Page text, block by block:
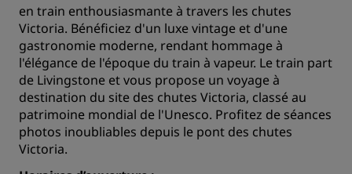
en train enthousiasmante à travers les chutes
Victoria. Bénéficiez d'un luxe vintage et d'une
gastronomie moderne, rendant hommage à
l'élégance de l'époque du train à vapeur. Le train part
de Livingstone et vous propose un voyage à
destination du site des chutes Victoria, classé au
patrimoine mondial de l'Unesco. Profitez de séances
photos inoubliables depuis le pont des chutes
Victoria.